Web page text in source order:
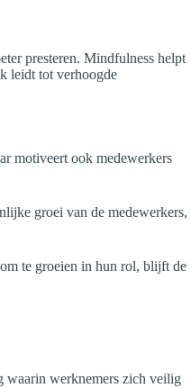
presteren. Mindfulness helpt
leidt tot verhoogde
motiveert ook medewerkers
groei van de medewerkers,
te groeien in hun rol, blijft de
waarin werknemers zich veilig